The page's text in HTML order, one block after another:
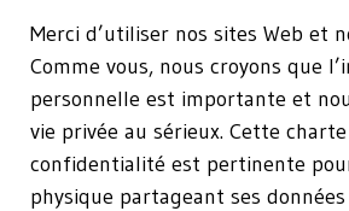
Merci d’utiliser nos sites Web et
Comme vous, nous croyons que
personnelle est importante et
vie privée au sérieux. Cette
confidentialité est pertinente
physique partageant ses